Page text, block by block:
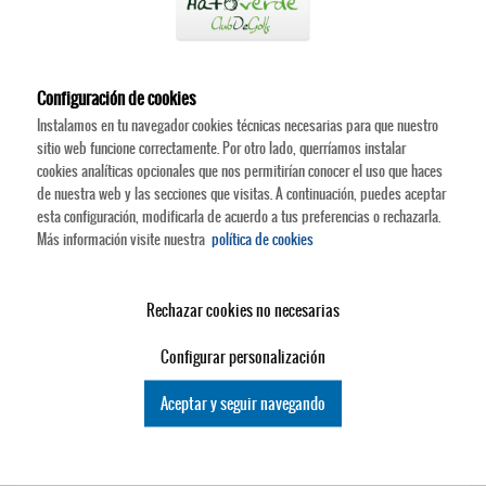
Configuración de cookies
Instalamos en tu navegador cookies técnicas necesarias para que nuestro
sitio web funcione correctamente. Por otro lado, querríamos instalar
cookies analíticas opcionales que nos permitirían conocer el uso que haces
de nuestra web y las secciones que visitas. A continuación, puedes aceptar
esta configuración, modificarla de acuerdo a tus preferencias o rechazarla.
Más información visite nuestra política de cookies
Rechazar cookies no necesarias
Configurar personalización
Aceptar y seguir navegando